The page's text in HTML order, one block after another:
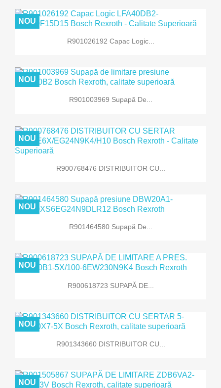
R901026192 Capac Logic...
NOU
R901003969 Supapă De...
NOU
R900768476 DISTRIBUITOR CU...
NOU
R901464580 Supapă De...
NOU
R900618723 SUPAPĂ DE...
NOU
R901343660 DISTRIBUITOR CU...
NOU
NOU